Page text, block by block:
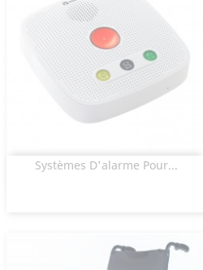
Systèmes D'alarme Pour...
Aperçu rapide